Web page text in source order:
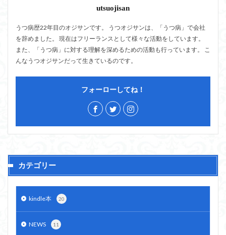
utsuojisan
うつ病歴22年目のオジサンです。 うつオジサンは、「うつ病」で会社
を辞めました。 現在はフリーランスとして様々な活動をしています。
また、「うつ病」に対する理解を深めるための活動も行っています。 こ
んなうつオジサンだって生きているのです。
フォーローしてね！
カテゴリー
kindle本 20
NEWS 11